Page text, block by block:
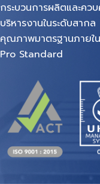
กระบวนการผลิตและค
บริหารงานในระดับสาก
คุณภาพมาตรฐานภายใ
Pro Standard